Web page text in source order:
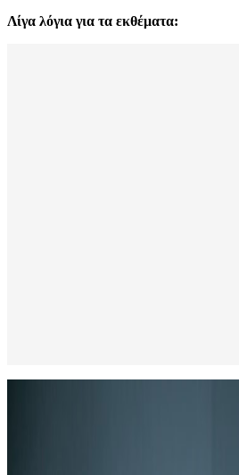
Λίγα λόγια για τα εκθέματα: